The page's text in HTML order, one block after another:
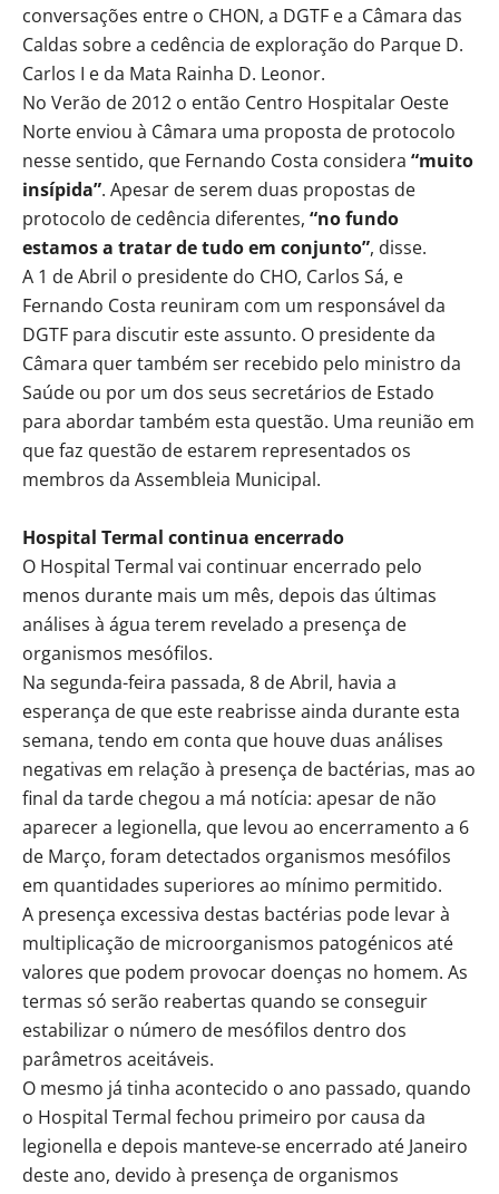
conversações entre o CHON, a DGTF e a Câmara das
Caldas sobre a cedência de exploração do Parque D.
Carlos I e da Mata Rainha D. Leonor.
No Verão de 2012 o então Centro Hospitalar Oeste
Norte enviou à Câmara uma proposta de protocolo
nesse sentido, que Fernando Costa considera “muito
insípida”. Apesar de serem duas propostas de
protocolo de cedência diferentes, “no fundo
estamos a tratar de tudo em conjunto”, disse.
A 1 de Abril o presidente do CHO, Carlos Sá, e
Fernando Costa reuniram com um responsável da
DGTF para discutir este assunto. O presidente da
Câmara quer também ser recebido pelo ministro da
Saúde ou por um dos seus secretários de Estado
para abordar também esta questão. Uma reunião em
que faz questão de estarem representados os
membros da Assembleia Municipal.
Hospital Termal continua encerrado
O Hospital Termal vai continuar encerrado pelo
menos durante mais um mês, depois das últimas
análises à água terem revelado a presença de
organismos mesófilos.
Na segunda-feira passada, 8 de Abril, havia a
esperança de que este reabrisse ainda durante esta
semana, tendo em conta que houve duas análises
negativas em relação à presença de bactérias, mas ao
final da tarde chegou a má notícia: apesar de não
aparecer a legionella, que levou ao encerramento a 6
de Março, foram detectados organismos mesófilos
em quantidades superiores ao mínimo permitido.
A presença excessiva destas bactérias pode levar à
multiplicação de microorganismos patogénicos até
valores que podem provocar doenças no homem. As
termas só serão reabertas quando se conseguir
estabilizar o número de mesófilos dentro dos
parâmetros aceitáveis.
O mesmo já tinha acontecido o ano passado, quando
o Hospital Termal fechou primeiro por causa da
legionella e depois manteve-se encerrado até Janeiro
deste ano, devido à presença de organismos